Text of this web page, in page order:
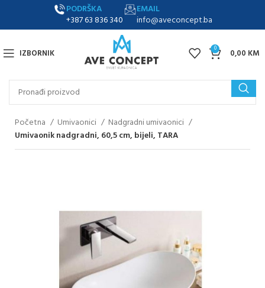
PODRŠKA
+387 63 836 340
EMAIL
info@aveconcept.ba
IZBORNIK 0 0,00 KM
Početna Umivaonici
Nadgradni umivaonici
Umivaonik nadgradni, 60,5 cm, bijeli, TARA